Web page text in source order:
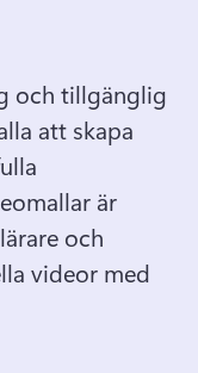
och tillgänglig
att skapa
är
och
videor med